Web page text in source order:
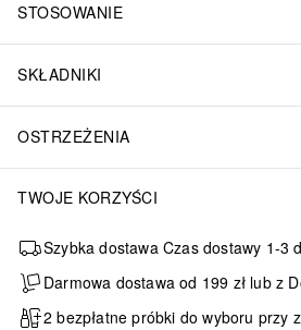
STOSOWANIE
SKŁADNIKI
OSTRZEŻENIA
TWOJE KORZYŚCI
Szybka dostawa Czas dostawy 1-3
Darmowa dostawa od 199 zł lub z
2 bezpłatne próbki do wyboru przy